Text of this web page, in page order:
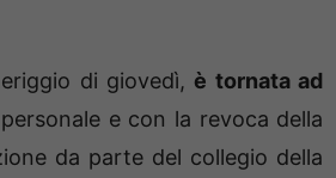
di giovedì, è tornata ad
e con la revoca della
da parte del collegio della